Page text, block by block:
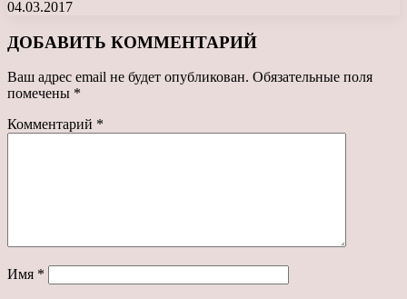
04.03.2017
ДОБАВИТЬ КОММЕНТАРИЙ
Ваш адрес email не будет опубликован. Обязательные поля
помечены *
Комментарий *
Имя *